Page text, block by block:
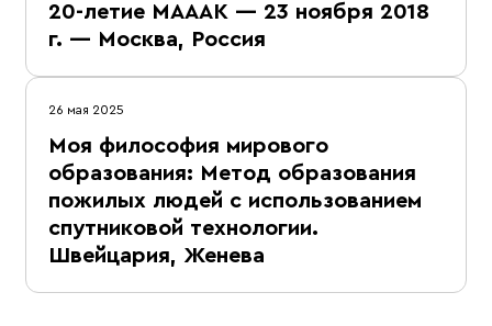
20-летие МАААК — 23 ноября 2018
г. — Москва, Россия
26 мая 2025
Моя философия мирового
образования: Метод образования
пожилых людей с использованием
спутниковой технологии.
Швейцария, Женева